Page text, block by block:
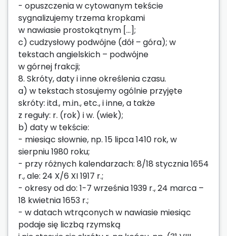
- opuszczenia w cytowanym tekście
sygnalizujemy trzema kropkami
w nawiasie prostokątnym [...];
c) cudzysłowy podwójne (dół – góra); w
tekstach angielskich – podwójne
w górnej frakcji;
8. Skróty, daty i inne określenia czasu.
a) w tekstach stosujemy ogólnie przyjęte
skróty: itd., m.in., etc., i inne, a także
z reguły: r. (rok) i w. (wiek);
b) daty w tekście:
- miesiąc słownie, np. 15 lipca 1410 rok, w
sierpniu 1980 roku;
- przy różnych kalendarzach: 8/18 stycznia 1654
r., ale: 24 X/6 XI 1917 r.;
- okresy od do: 1-7 września 1939 r., 24 marca –
18 kwietnia 1653 r.;
- w datach wtrąconych w nawiasie miesiąc
podaje się liczbą rzymską